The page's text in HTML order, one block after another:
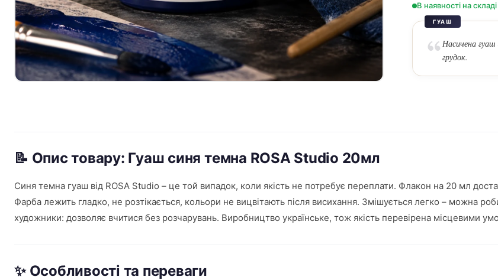
В наявності на
ГУАШ
Насичена гуаш
грудок.
📝 Опис товару: Гуаш синя темна ROSA Studio 20мл
Синя темна гуаш від ROSA Studio – це той випадок, коли якість не потребує переплати. Флакон на 20 мл
Фарба лежить гладко, не розтікається, кольори не вицвітають після висихання. Змішується легко – можна
художники: дозволяє вчитися без розчарувань. Виробництво українське, тож якість перевірена місцевими
✨ Особливості та переваги